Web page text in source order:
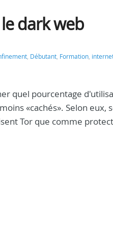
dark web
, Débutant, Formation,
quel pourcentage
«cachés». Selon eux,
Tor que comme